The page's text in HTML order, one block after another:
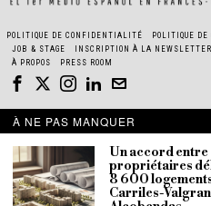
POLITIQUE DE CONFIDENTIALITÉ POLITIQUE DE
JOB & STAGE
INSCRIPTION À LA NEWSLETTER
À PROPOS
PRESS ROOM
À NE PAS MANQUER
Un accord entre
propriétaires
8 600
Carriles-